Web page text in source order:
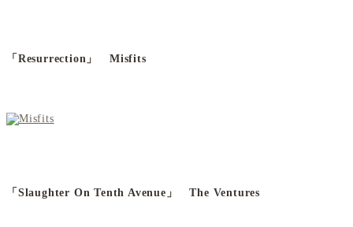
「Resurrection」 Misfits
「Slaughter On Tenth Avenue」 The Ventures